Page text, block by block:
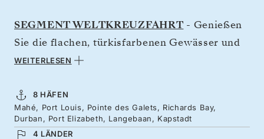
SEGMENT WELTKREUZFAHRT - Genießen
Sie die flachen, türkisfarbenen Gewässer und
die herrlichen Strände der Seychellen und
und Réunion Inseln mit versteckten Buchten,
traumhaften Stränden und farbenfrohen
Korallenriffen, in denen es von schillernden
WEITERLESEN
8 HÄFEN
Mahé, Port Louis, Pointe des Galets, Richards Bay,
Durban, Port Elizabeth, Langebaan, Kapstadt
4 LÄNDER